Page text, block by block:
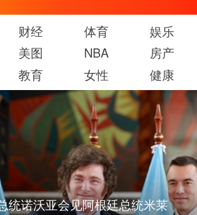
财经 体育 娱乐
美图 NBA 房产
教育 女性 健康
集
国斯波坎：野火烧毁700多所房屋